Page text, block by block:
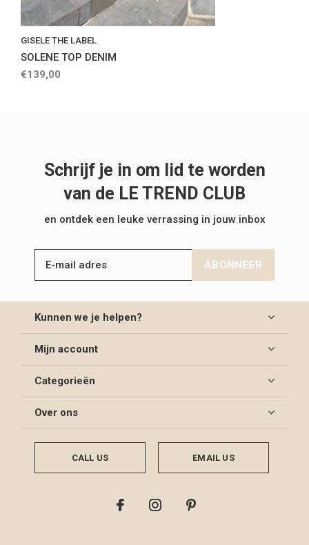
GISELE THE LABEL
SOLENE TOP DENIM
€139,00
Schrijf je in om lid te worden
van de LE TREND CLUB
en ontdek een leuke verrassing in jouw inbox
ABONNEER
Kunnen we je helpen?
Mijn account
Categorieën
Over ons
CALL US EMAIL US